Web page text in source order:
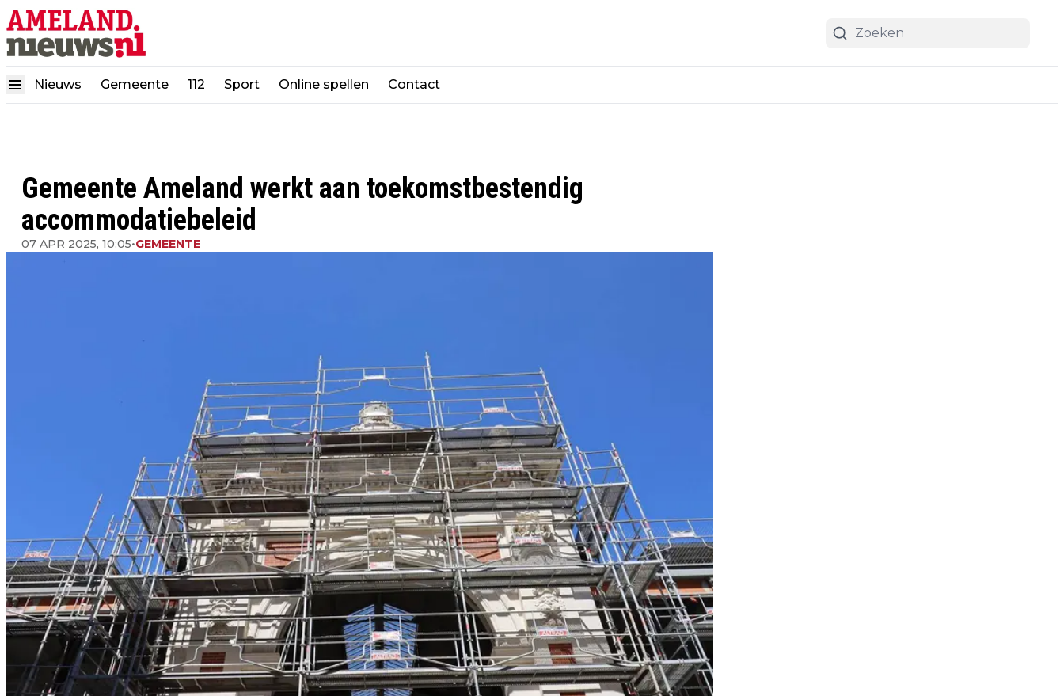
Nieuws Gemeente 112 Sport Online spellen Contact
Gemeente Ameland werkt aan toekomstbestendig
accommodatiebeleid
07 APR 2025, 10:05•GEMEENTE